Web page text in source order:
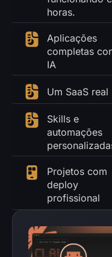
horas.
Aplicações
completas
IA
Um SaaS real
Skills e
automações
Projetos com
deploy
profissional